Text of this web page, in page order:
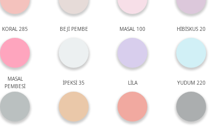
KORAL 285 BEJİ PEMBE MASAL 100 HİBİSKUS 20
MASAL
PEMBESİ
İPEKSİ 35 LİLA YUDUM 220